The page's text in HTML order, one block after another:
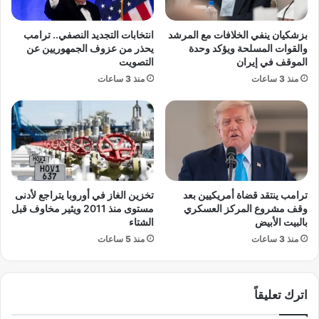
ي
ا
ل
ط
ب
ل
ح
ث
ح
ر
م
ر
د
د
ف
ل
ا
ل
ض
د
بزشكيان ينفي الخلافات مع المرشد
والقوات المسلحة ويؤكد وحدة
الموقف في إيران
منذ 3 ساعات
انتخابات التجديد النصفي.. ترامب
يحذر من عزوف الجمهوريين عن
التصويت
منذ 3 ساعات
ترامب ينتقد قضاة أمريكيين بعد
وقف مشروع المركز العسكري
بالبيت الأبيض
منذ 3 ساعات
تخزين الغاز في أوروبا يتراجع لأدنى
مستوى منذ 2011 ويثير مخاوف قبل
الشتاء
منذ 5 ساعات
اترك تعليقاً